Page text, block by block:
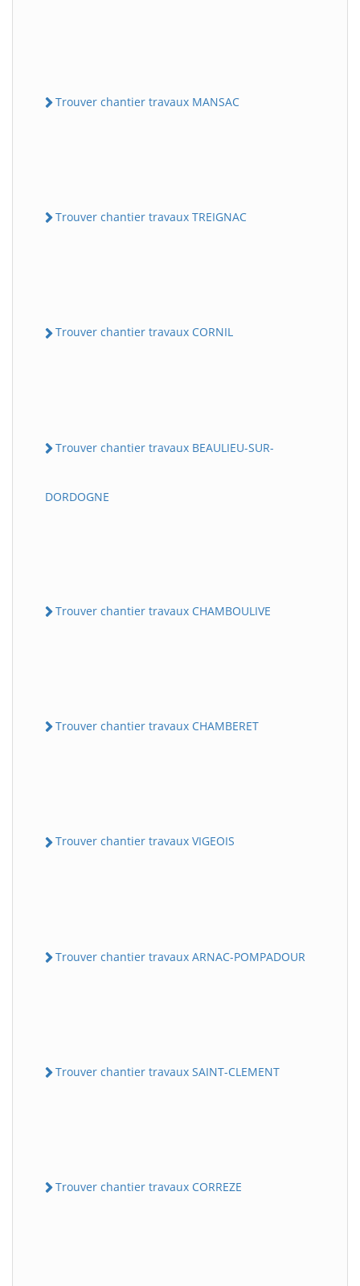
Trouver chantier travaux MANSAC
Trouver chantier travaux TREIGNAC
Trouver chantier travaux CORNIL
Trouver chantier travaux BEAULIEU-SUR-
DORDOGNE
Trouver chantier travaux CHAMBOULIVE
Trouver chantier travaux CHAMBERET
Trouver chantier travaux VIGEOIS
Trouver chantier travaux ARNAC-POMPADOUR
Trouver chantier travaux SAINT-CLEMENT
Trouver chantier travaux CORREZE